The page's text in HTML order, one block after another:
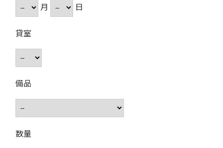
月
日
貸室
備品
数量